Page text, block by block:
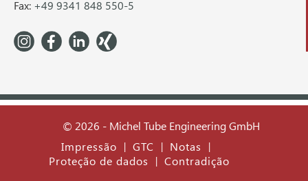
Fax: +49 9341 848 550-5
© 2026 - Michel Tube Engineering GmbH
Impressão
| GTC | Notas |
Proteção de dados | Contradição